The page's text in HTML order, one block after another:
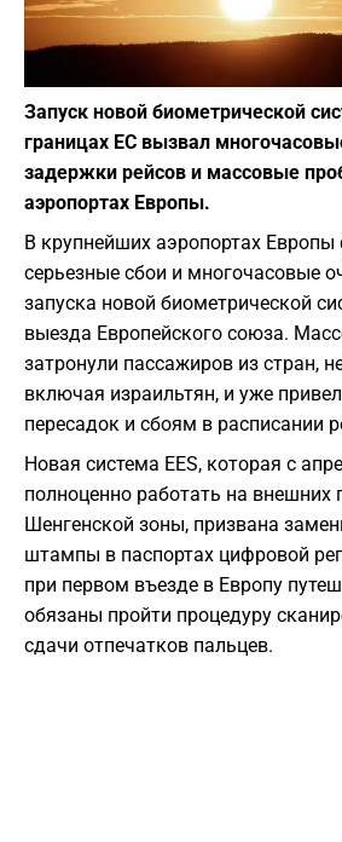
Запуск новой биометрической
границах ЕС вызвал
задержки рейсов и массовые
аэропортах Европы.
В крупнейших аэропортах
серьезные сбои и многочасовые
запуска новой биометрической
выезда Европейского союза.
затронули пассажиров из стран,
включая израильтян, и уже
пересадок и сбоям в расписании
Новая система EES, которая с
полноценно работать на внешних
Шенгенской зоны, призвана
штампы в паспортах цифровой
при первом въезде в Европу
обязаны пройти процедуру
сдачи отпечатков пальцев.